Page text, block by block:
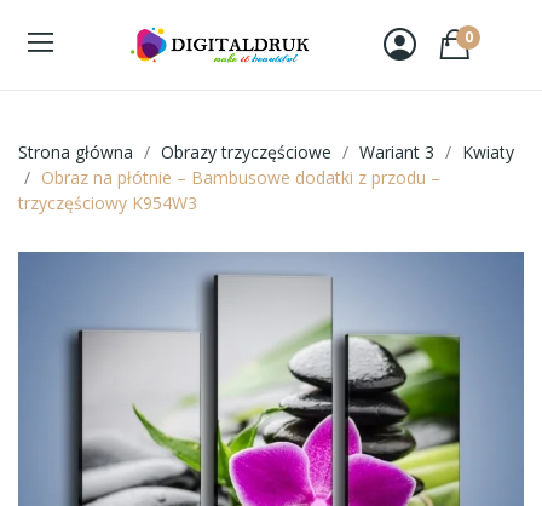
0
Strona główna Obrazy trzyczęściowe Wariant 3
Kwiaty
Obraz na płótnie – Bambusowe dodatki z przodu –
trzyczęściowy K954W3